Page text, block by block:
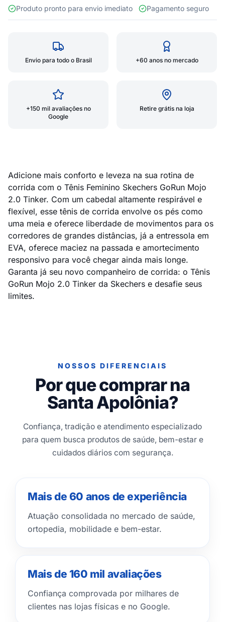
Produto pronto para envio imediato
Pagamento seguro
Envio para todo o Brasil +60 anos no mercado
+150 mil avaliações no
Google
Retire grátis na loja
Adicione mais conforto e leveza na sua rotina de
corrida com o Tênis Feminino Skechers GoRun Mojo
2.0 Tinker. Com um cabedal altamente respirável e
flexível, esse tênis de corrida envolve os pés como
uma meia e oferece liberdade de movimentos para os
corredores de grandes distâncias, já a entressola em
EVA, oferece maciez na passada e amortecimento
responsivo para você chegar ainda mais longe.
Garanta já seu novo companheiro de corrida: o Tênis
GoRun Mojo 2.0 Tinker da Skechers e desafie seus
limites.
NOSSOS DIFERENCIAIS
Por que comprar na
Santa Apolônia?
Confiança, tradição e atendimento especializado
para quem busca produtos de saúde, bem-estar e
cuidados diários com segurança.
Mais de 60 anos de experiência
Atuação consolidada no mercado de saúde,
ortopedia, mobilidade e bem-estar.
Mais de 160 mil avaliações
Confiança comprovada por milhares de
clientes nas lojas físicas e no Google.